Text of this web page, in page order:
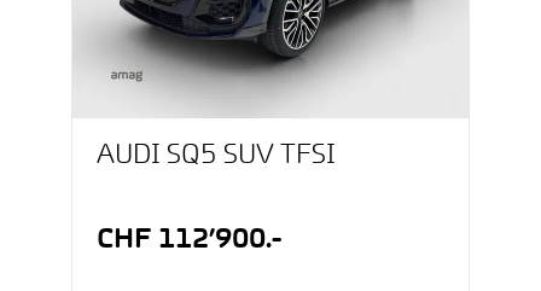
AUDI SQ5 SUV TFSI
CHF 112’900.-